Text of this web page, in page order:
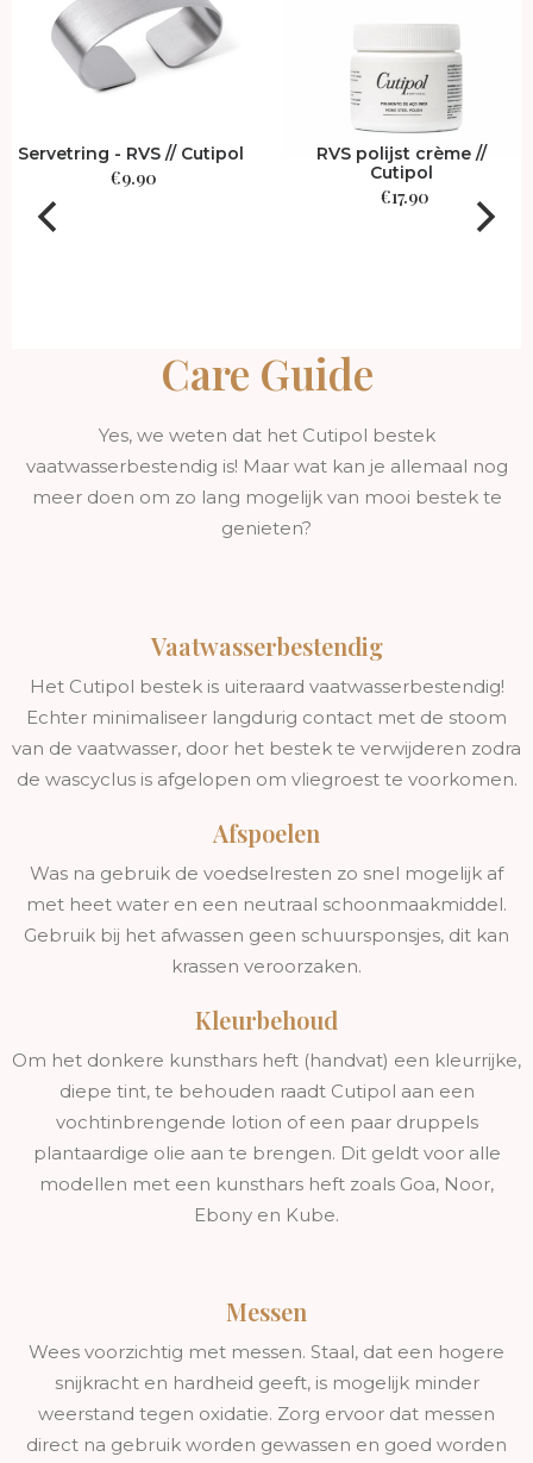
RVS polijst crème //
Cutipol
RIB - Zwart/RVS -
Steakmessen in
Cutipol
54.90
Care Guide
Yes, we weten dat het Cutipol bestek
vaatwasserbestendig is! Maar wat kan je allemaal nog
meer doen om zo lang mogelijk van mooi bestek te
genieten?
Vaatwasserbestendig
Het Cutipol bestek is uiteraard vaatwasserbestendig!
Echter minimaliseer langdurig contact met de stoom
van de vaatwasser, door het bestek te verwijderen zodra
de wascyclus is afgelopen om vliegroest te voorkomen.
Afspoelen
Was na gebruik de voedselresten zo snel mogelijk af
met heet water en een neutraal schoonmaakmiddel.
Gebruik bij het afwassen geen schuursponsjes, dit kan
krassen veroorzaken.
Kleurbehoud
Om het donkere kunsthars heft (handvat) een kleurrijke,
diepe tint, te behouden raadt Cutipol aan een
vochtinbrengende lotion of een paar druppels
plantaardige olie aan te brengen. Dit geldt voor alle
modellen met een kunsthars heft zoals Goa, Noor,
Ebony en Kube.
Messen
Wees voorzichtig met messen. Staal, dat een hogere
snijkracht en hardheid geeft, is mogelijk minder
weerstand tegen oxidatie. Zorg ervoor dat messen
direct na gebruik worden gewassen en goed worden